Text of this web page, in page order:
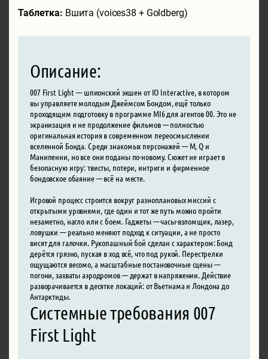
Таблетка: Вшита (voices38 + Goldberg)
Описание:
007 First Light — шпионский экшен от IO Interactive, в котором
вы управляете молодым Джеймсом Бондом, ещё только
проходящим подготовку в программе MI6 для агентов 00. Это не
экранизация и не продолжение фильмов — полностью
оригинальная история в современном переосмыслении
вселенной Бонда. Среди знакомых персонажей — М, Q и
Манипенни, но все они поданы по-новому. Сюжет не играет в
безопасную игру: твисты, потери, интриги и фирменное
бондовское обаяние — всё на месте.
Игровой процесс строится вокруг разноплановых миссий с
открытыми уровнями, где один и тот же путь можно пройти
незаметно, нагло или с боем. Гаджеты — часы-взломщик, лазер,
ловушки — реально меняют подход к ситуации, а не просто
висят для галочки. Рукопашный бой сделан с характером: Бонд
дерётся грязно, пуская в ход всё, что под рукой. Перестрелки
ощущаются весомо, а масштабные постановочные сцены —
погони, захваты аэродромов — держат в напряжении. Действие
разворачивается в десятке локаций: от Вьетнама и Лондона до
Антарктиды.
Системные требования 007
First Light